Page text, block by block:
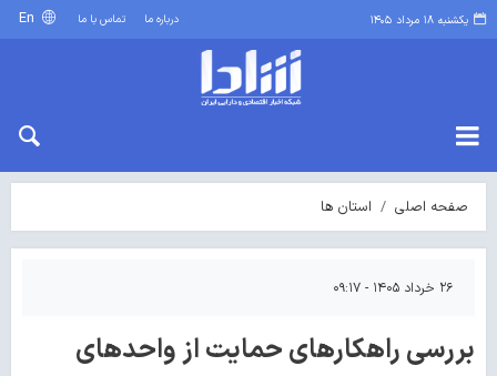
یکشنبه ۱۸ مرداد ۱۴۰۵ درباره ما تماس با ما
صفحه اصلی استان ها
۲۶ خرداد ۱۴۰۵ - ۰۹:۱۷
بررسی راهکارهای حمایت از واحدهای